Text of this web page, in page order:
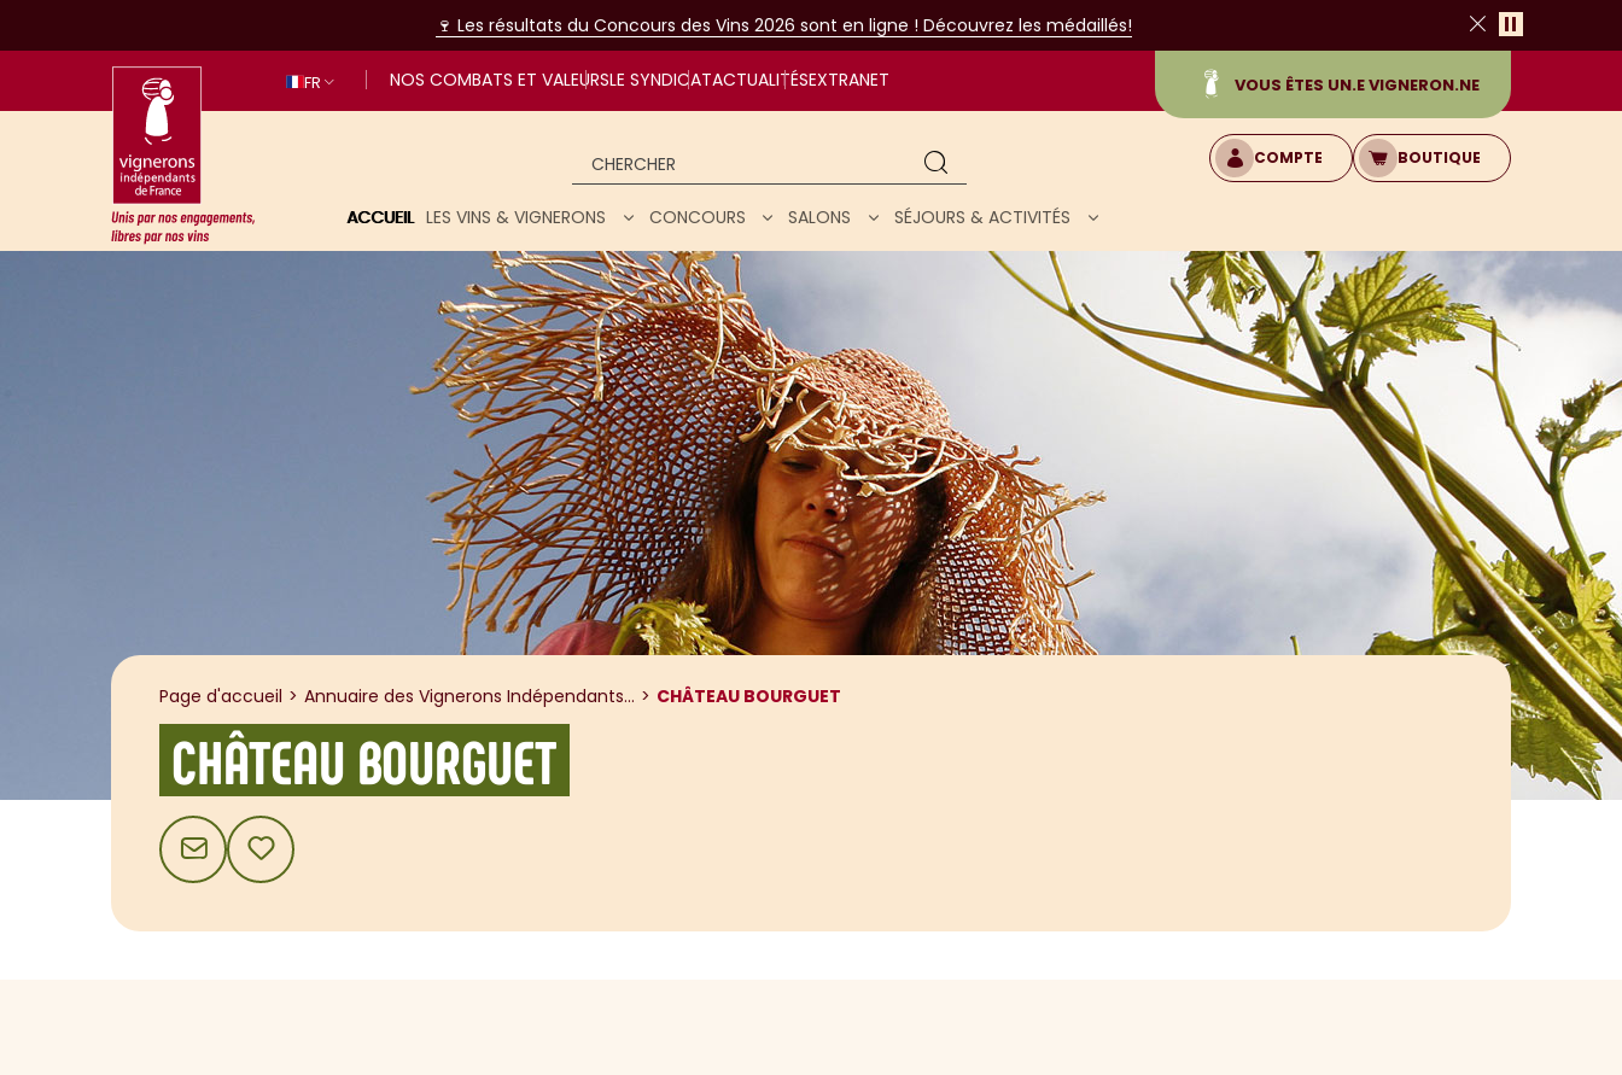
🍷 Les résultats du Concours des Vins 2026 sont en ligne ! Découvrez les médaillés!
Fermer
FR NOS COMBATS ET VALEURSLE SYNDICATACTUALITÉSEXTRANET VOUS ÊTES UN.E VIGNERON.NE
Unis par nos engagements, libres par nos vins
Chercher
COMPTE BOUTIQUE
ACCUEIL LES VINS & VIGNERONS CONCOURS SALONS SÉJOURS & ACTIVITÉS
Page d'accueil Annuaire des Vignerons Indépendants... CHÂTEAU BOURGUET
CHÂTEAU BOURGUET
CONTACTAJOUTER AUX FAVORIS